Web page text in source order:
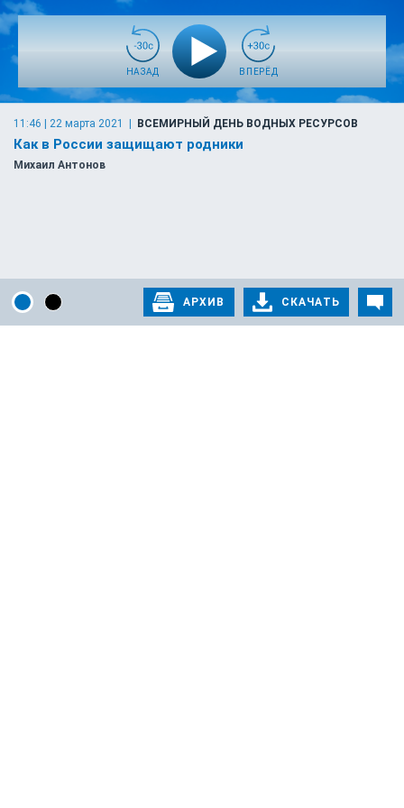
НАЗАД ВПЕРЁД
11:46 | 22 марта 2021 ВСЕМИРНЫЙ ДЕНЬ ВОДНЫХ РЕСУРСОВ
Как в России защищают родники
Михаил Антонов
АРХИВ СКАЧАТЬ